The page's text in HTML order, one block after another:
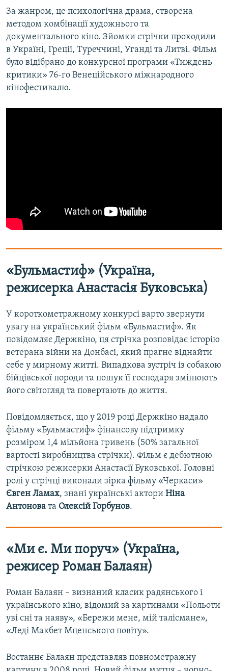
За жанром, це психологічна драма, створена
методом комбінації художнього та
документального кіно. Зйомки стрічки проходили
в Україні, Греції, Туреччині, Уганді та Литві. Фільм
було відібрано до конкурсної програми «Тиждень
критики» 76-го Венеційського міжнародного
кінофестивалю.
«Бульмастиф» (Україна,
режисерка Анастасія Буковська)
У короткометражному конкурсі варто звернути
увагу на український фільм «Бульмастиф». Як
повідомляє Держкіно, ця стрічка розповідає історію
ветерана війни на Донбасі, який прагне віднайти
себе у мирному житті. Випадкова зустріч із собакою
бійцівської породи та пошук її господаря змінюють
його світогляд та повертають до життя.
Повідомляється, що у 2019 році Держкіно надало
фільму «Бульмастиф» фінансову підтримку
розміром 1,4 мільйона гривень (50% загальної
вартості виробництва стрічки). Фільм є дебютною
стрічкою режисерки Анастасії Буковської. Головні
ролі у стрічці виконали зірка фільму «Черкаси»
Євген Ламах, знані українські актори Ніна
Антонова та Олексій Горбунов.
«Ми є. Ми поруч» (Україна,
режисер Роман Балаян)
Роман Балаян – визнаний класик радянського і
українського кіно, відомий за картинами «Польоти
уві сні та наяву», «Бережи мене, мій талісмане»,
«Леді Макбет Мценського повіту».
Востаннє Балаян представляв повнометражну